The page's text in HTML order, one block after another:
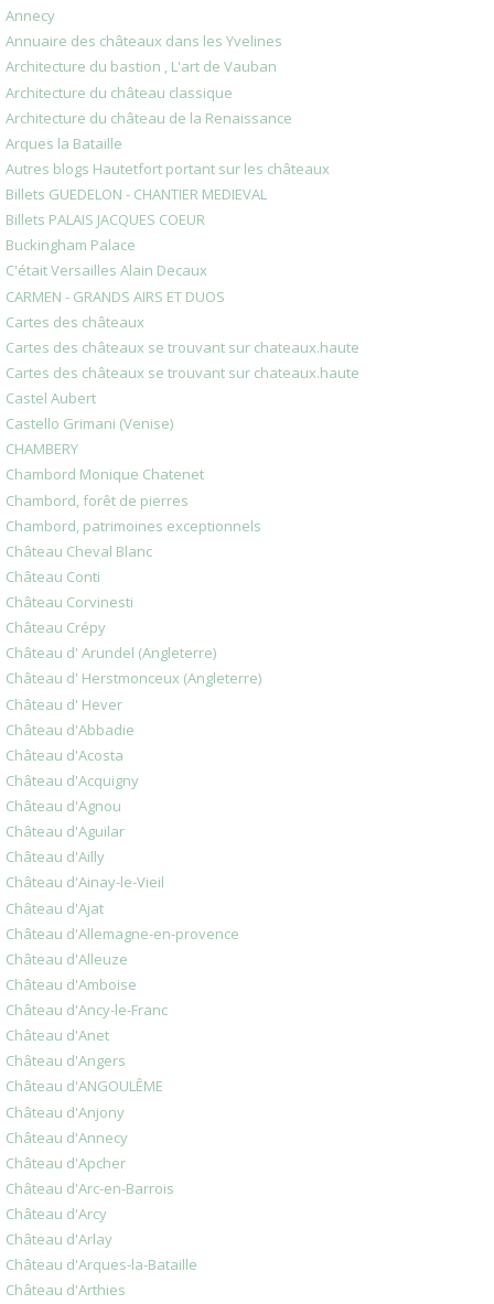
Annecy
Annuaire des châteaux dans les Yvelines
Architecture du bastion , L'art de Vauban
Architecture du château classique
Architecture du château de la Renaissance
Arques la Bataille
Autres blogs Hautetfort portant sur les châteaux
Billets GUEDELON - CHANTIER MEDIEVAL
Billets PALAIS JACQUES COEUR
Buckingham Palace
C'était Versailles Alain Decaux
CARMEN - GRANDS AIRS ET DUOS
Cartes des châteaux
Cartes des châteaux se trouvant sur chateaux.haute
Cartes des châteaux se trouvant sur chateaux.haute
Castel Aubert
Castello Grimani (Venise)
CHAMBERY
Chambord Monique Chatenet
Chambord, forêt de pierres
Chambord, patrimoines exceptionnels
Château Cheval Blanc
Château Conti
Château Corvinesti
Château Crépy
Château d' Arundel (Angleterre)
Château d' Herstmonceux (Angleterre)
Château d' Hever
Château d'Abbadie
Château d'Acosta
Château d'Acquigny
Château d'Agnou
Château d'Aguilar
Château d'Ailly
Château d'Ainay-le-Vieil
Château d'Ajat
Château d'Allemagne-en-provence
Château d'Alleuze
Château d'Amboise
Château d'Ancy-le-Franc
Château d'Anet
Château d'Angers
Château d'ANGOULÊME
Château d'Anjony
Château d'Annecy
Château d'Apcher
Château d'Arc-en-Barrois
Château d'Arcy
Château d'Arlay
Château d'Arques-la-Bataille
Château d'Arthies